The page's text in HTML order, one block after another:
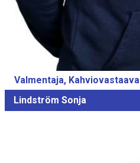
Valmentaja, Kahviovastaava
Lindström Sonja